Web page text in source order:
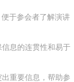
于参会者了解演讲
信息的连贯性和易于
出重要信息，帮助参